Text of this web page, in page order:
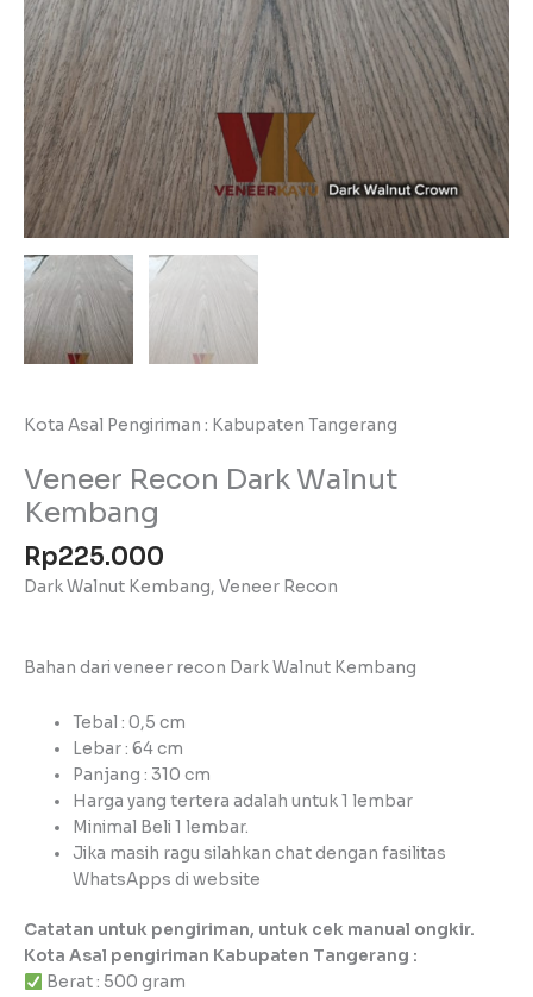
Kota Asal Pengiriman : Kabupaten Tangerang
Veneer Recon Dark Walnut
Kembang
Rp225.000
Dark Walnut Kembang, Veneer Recon
Bahan dari veneer recon Dark Walnut Kembang
Tebal : 0,5 cm
Lebar : 64 cm
Panjang : 310 cm
Harga yang tertera adalah untuk 1 lembar
Minimal Beli 1 lembar.
Jika masih ragu silahkan chat dengan fasilitas
WhatsApps di website
Catatan untuk pengiriman, untuk cek manual ongkir.
Kota Asal pengiriman Kabupaten Tangerang :
Berat : 500 gram